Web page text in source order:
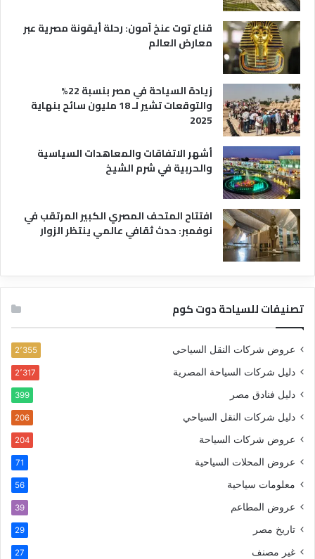
قناع توت عنخ آمون: رحلة أيقونة مصرية عبر
معارض العالم
زيادة السياحة في مصر بنسبة 22%
والتوقعات تشير لـ 18 مليون سائح بنهاية
2025
أشهر الاتفاقات والمعاهدات السياسية
والحربية في شرم الشيخ
افتتاح المتحف المصري الكبير المرتقب في
نوفمبر: حدث ثقافي عالمي ينتظر الزوار
تصنيفات للسياحة دوت كوم
عروض شركات النقل السياحي 2٬355
دليل شركات السياحة المصرية 2٬317
دليل فنادق مصر 399
دليل شركات النقل السياحي 206
عروض شركات السياحة 204
عروض المحلات السياحية 71
معلومات سياحية 56
عروض المطاعم 39
تاريخ مصر 29
غير مصنف 27